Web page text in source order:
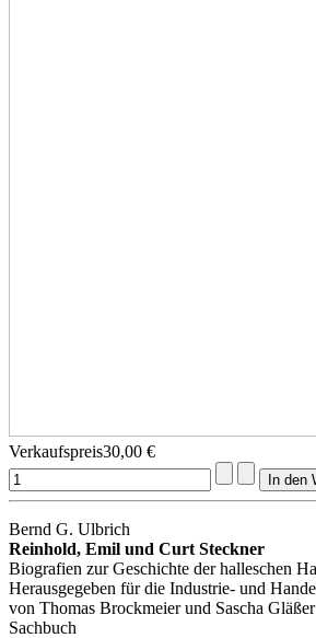
Verkaufspreis30,00 €
Bernd G. Ulbrich
Reinhold, Emil und Curt Steckner
Biografien zur Geschichte der halleschen
Herausgegeben für die Industrie- und
von Thomas Brockmeier und Sascha Gläßer
Sachbuch